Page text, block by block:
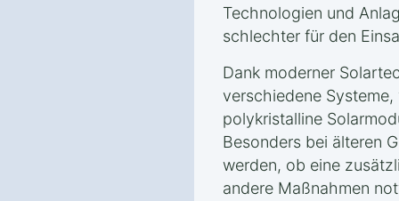
Technologien und
schlechter für den
Dank moderner
verschiedene
polykristalline
Besonders bei älteren
werden, ob eine
andere Maßnahmen